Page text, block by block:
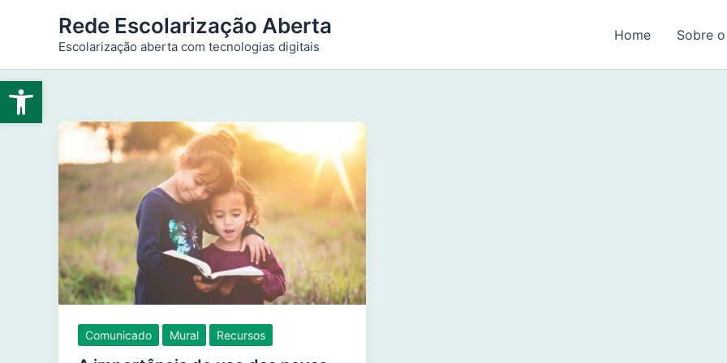
Abrir a barra de ferramentas
conteúdo
Rede Escolarização Aberta
Escolarização aberta com tecnologias digitais
Home Sobre
Comunicado Mural Recursos